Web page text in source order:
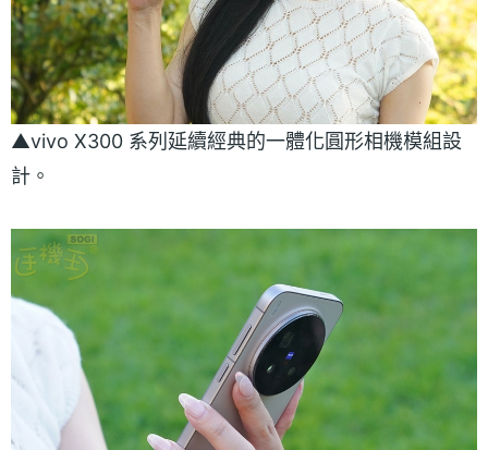
▲vivo X300 系列延續經典的一體化圓形相機模組設
計。